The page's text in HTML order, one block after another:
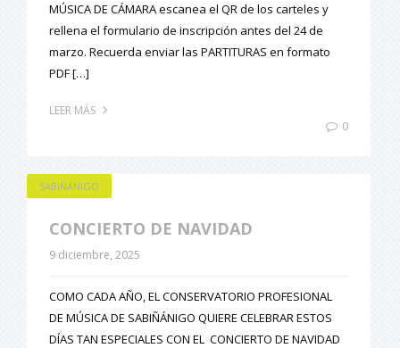
MÚSICA DE CÁMARA escanea el QR de los carteles y
rellena el formulario de inscripción antes del 24 de
marzo. Recuerda enviar las PARTITURAS en formato
PDF […]
LEER MÁS
0
SABIÑANIGO
CONCIERTO DE NAVIDAD
9 diciembre, 2025
COMO CADA AÑO, EL CONSERVATORIO PROFESIONAL
DE MÚSICA DE SABIÑÁNIGO QUIERE CELEBRAR ESTOS
DÍAS TAN ESPECIALES CON EL CONCIERTO DE NAVIDAD